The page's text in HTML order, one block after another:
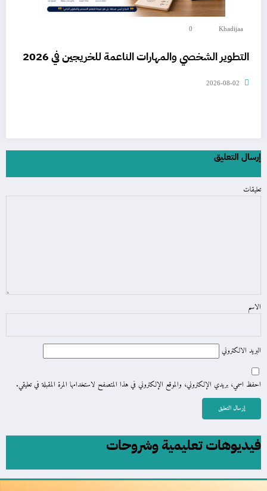
Khadijaa
0
التطوير الشخصي والمهارات الناعمة للخريجين في 2026
2026-08-02
إرسال التعليق
تعليقات
الاسم
البريد الالكتروني
احفظ اسمي، بريدي الإلكتروني، والموقع الإلكتروني في هذا المتصفح لاستخدامها المرة المقبلة في تعليقي.
فيديوهات تعليمية وشروحات